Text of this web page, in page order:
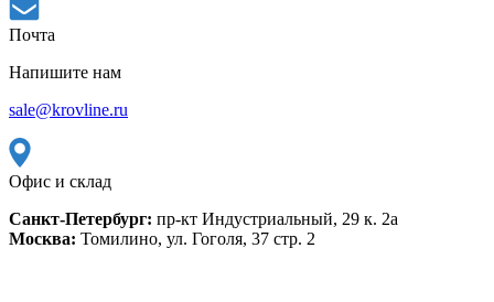
Почта
Напишите нам
sale@krovline.ru
Офис и склад
Санкт-Петербург: пр-кт Индустриальный, 29 к. 2а
Москва: Томилино, ул. Гоголя, 37 стр. 2